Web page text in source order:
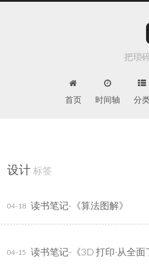
把琐
首页 时间轴 分
设计 标签
读书笔记-《算法图解》
04-18
读书笔记-《3D 打印·从全面
04-15